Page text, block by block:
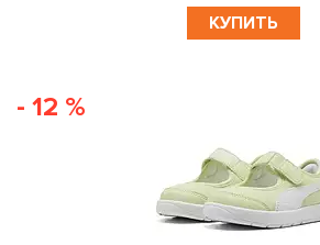
КУПИТЬ
- 12 %